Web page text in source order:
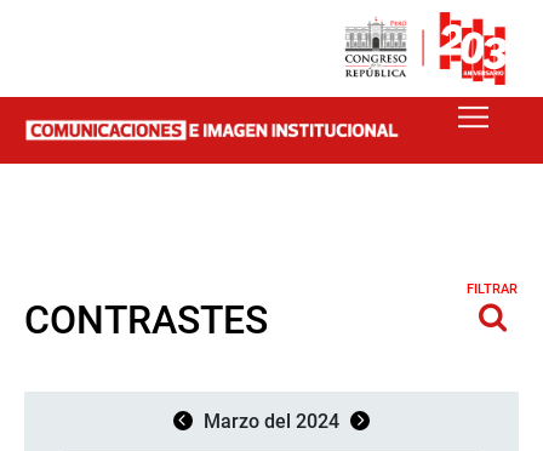
CONTRASTES
FILTRAR
Marzo del 2024